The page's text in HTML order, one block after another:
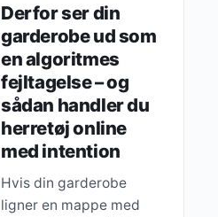
Derfor ser din
garderobe ud som
en algoritmes
fejltagelse – og
sådan handler du
herretøj online
med intention
Hvis din garderobe
ligner en mappe med